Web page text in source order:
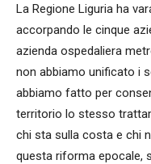
La Regione Liguria ha
accorpando le cinque
azienda ospedaliera
non abbiamo unificato i
abbiamo fatto per
territorio lo stesso
chi sta sulla costa e chi
questa riforma epocale,